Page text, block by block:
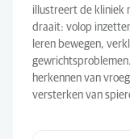
illustreert de kliniek
draait: volop
leren bewegen,
herkennen van
versterken van